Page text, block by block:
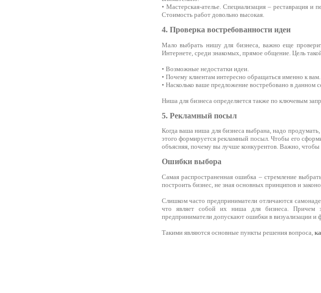
• Мастерская-ателье. Специализация – реставрация
Стоимость работ довольно высокая.
4. Проверка востребованности идеи
Мало выбрать нишу для бизнеса, важно еще
Интернете, среди знакомых, прямое общение. Цель
• Возможные недостатки идеи.
• Почему клиентам интересно обращаться именно к вам.
• Насколько ваше предложение востребовано в данном
Ниша для бизнеса определяется также по ключевым
5. Рекламный посыл
Когда ваша ниша для бизнеса выбрана, надо
этого формируется рекламный посыл. Чтобы его
объясняя, почему вы лучше конкурентов. Важно,
Ошибки выбора
Самая распространенная ошибка – стремление
построить бизнес, не зная основных принципов и
Слишком часто предприниматели отличаются
что являет собой их ниша для бизнеса. Причем
предприниматели допускают ошибки в визуализации и
Такими являются основные пункты решения вопроса,